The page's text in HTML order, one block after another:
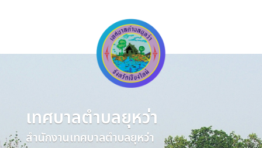
เทศบาลตำบลยุหว่า
สำนักงานเทศบาลตำบลยุหว่า